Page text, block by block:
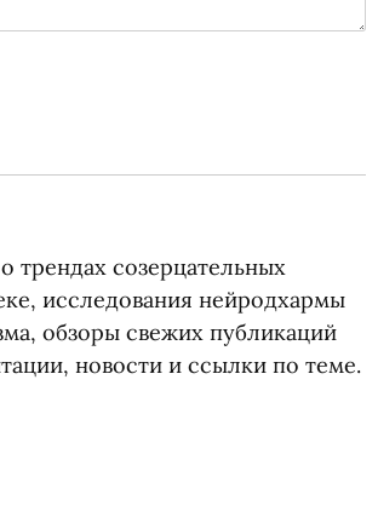
трендах созерцательных
исследования нейродхармы
обзоры свежих публикаций
новости и ссылки по теме.